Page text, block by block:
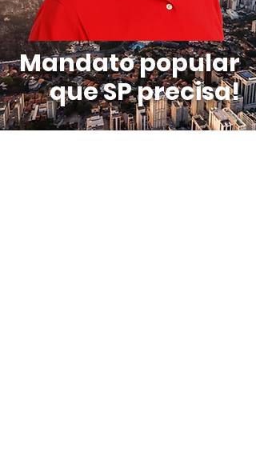
Mandato popular
que SP precisa!